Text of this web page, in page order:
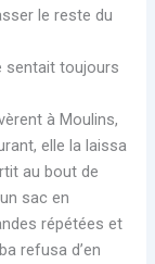
le reste du
sentait toujours
à Moulins,
elle la laissa
au bout de
sac en
répétées et
refusa d’en